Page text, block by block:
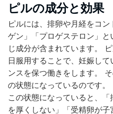
ピルの成分と効果
ピルには、排卵や月経をコ
ゲン」「プロゲステロン」
じ成分が含まれています。
日服用することで、妊娠し
ンスを保つ働きをします。
の状態になっているのです。
この状態になっていると、
を厚くしない」「受精卵が子